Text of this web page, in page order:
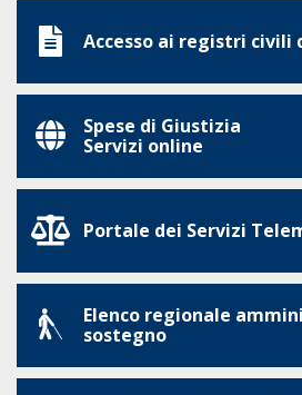
Accesso ai registri civili
Spese di Giustizia
Servizi online
Portale dei Servizi
Elenco regionale
sostegno